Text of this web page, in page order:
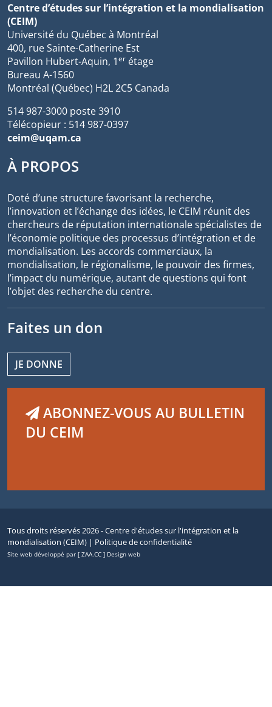
Centre d’études sur l’intégration et la mondialisation
(CEIM)
Université du Québec à Montréal
400, rue Sainte-Catherine Est
Pavillon Hubert-Aquin, 1er étage
Bureau A-1560
Montréal (Québec) H2L 2C5 Canada
514 987-3000 poste 3910
Télécopieur : 514 987-0397
ceim@uqam.ca
À PROPOS
Doté d’une structure favorisant la recherche,
l’innovation et l’échange des idées, le CEIM réunit des
chercheurs de réputation internationale spécialistes de
l’économie politique des processus d’intégration et de
mondialisation. Les accords commerciaux, la
mondialisation, le régionalisme, le pouvoir des firmes,
l’impact du numérique, autant de questions qui font
l’objet des recherche du centre.
Faites un don
JE DONNE
ABONNEZ-VOUS AU BULLETIN
DU CEIM
Tous droits réservés 2026 - Centre d'études sur l'intégration et la
mondialisation (CEIM) | Politique de confidentialité
Site web développé par [ ZAA.CC ] Design web